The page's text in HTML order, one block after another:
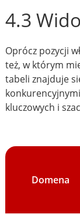
4.3
Oprócz pozycji
też, w którym
tabeli znajduje
kluczowych i
Domena